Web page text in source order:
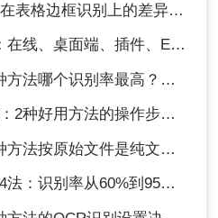
别上的差异，复杂表格要特别注意！
插件、Excel自带、截图识别各适合谁！
识别率最高？实测数据说话！
方法的操作步骤和识别准确率！
文件是纯文本还是扫描件选择！
从60%到95%，差别在OCR设置！